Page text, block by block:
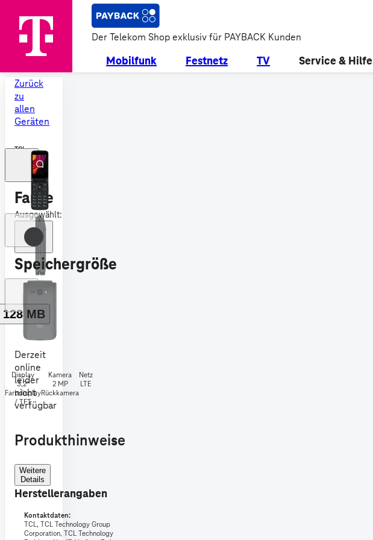
Der Telekom Shop exklusiv für PAYBACK Kunden
Mobilfunk Festnetz TV Service & Hilfe
Display
3,2"
Farbdisplay
/ TFT
Kamera
2 MP
Rückkamera
Netz
LTE
Zurück
zu
allen
Geräten
TCL
OneTouch
4043D
Farbe
Ausgewählt:
Speichergröße
128 MB
Derzeit
online
leider
nicht
verfügbar
Produkthinweise
Weitere
Details
Herstellerangaben
Kontaktdaten:
TCL, TCL Technology Group
Corporation, TCL Technology